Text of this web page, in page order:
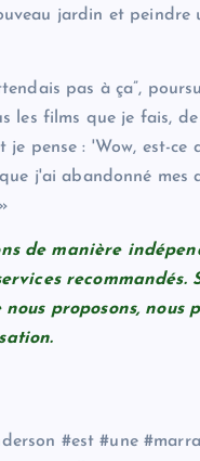
jardin et peindre
pas à ça”,
les films que je fais,
je pense : 'Wow, est-ce
j'ai abandonné mes
de manière
recommandés.
nous proposons, nous
#est #une